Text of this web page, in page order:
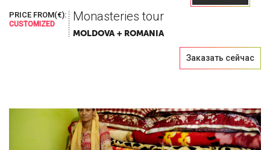
PRICE FROM(€):
CUSTOMIZED
Monasteries tour
MOLDOVA + ROMANIA
Заказать сейчас